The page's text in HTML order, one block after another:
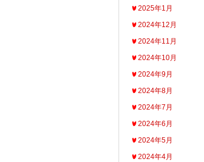
2025年1月
2024年12月
2024年11月
2024年10月
2024年9月
2024年8月
2024年7月
2024年6月
2024年5月
2024年4月